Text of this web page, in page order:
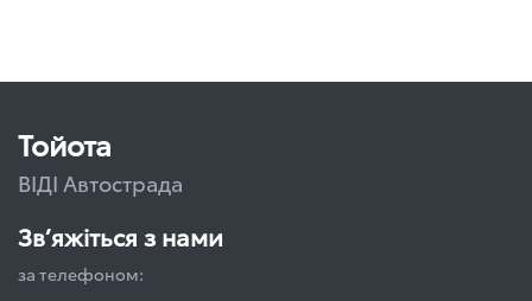
Тойота
ВІДІ Автострада
Зв’яжіться з нами
за телефоном: